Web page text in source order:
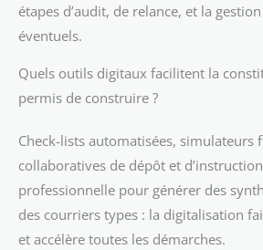
étapes d’audit, de relance, et la
éventuels.
Quels outils digitaux facilitent la
permis de construire ?
Check-lists automatisées, simulateurs
collaboratives de dépôt et
professionnelle pour générer des
des courriers types : la digitalisation
et accélère toutes les démarches.